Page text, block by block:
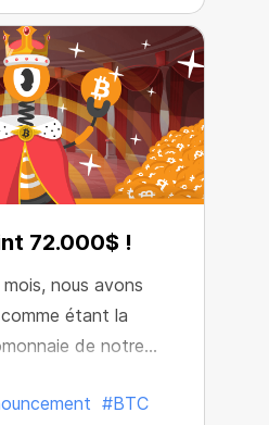
plus puissant dans
dans tous les
a augmenté de
72.000$ !
nous avons
étant la
de notre
Aujourd'hui,
#BTC